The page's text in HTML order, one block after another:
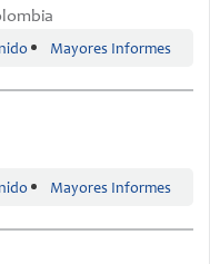
Mayores Informes
Mayores Informes